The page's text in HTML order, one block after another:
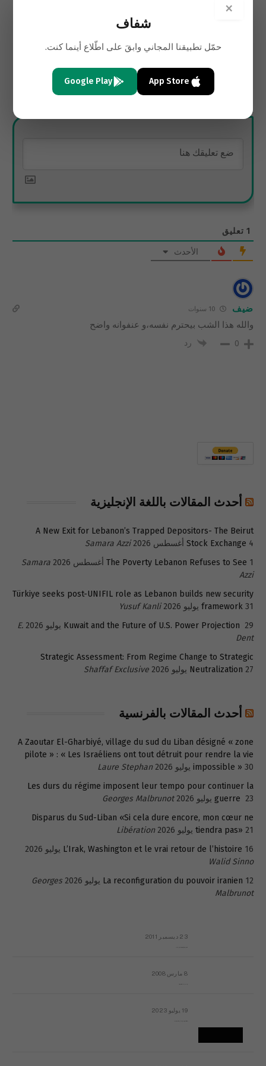
بين مثلث التماسيح ومربع
الأغلبية الشيعية الصامتة… متى
1 تعليق
الأحدث
ضيف
والله هذا الشب بيحترم نفسه،و عنفوانه واضح
0 رد
أحدث المقالات باللغة الإنجليزية
A New Exit for Lebanon’s Trapped Depositors- The Beirut
Stock Exchange 4 أغسطس 2026
Samara Azzi
The Poverty Lebanon Refuses to See 1 أغسطس 2026
Samara
Azzi
Türkiye seeks post-UNIFIL role as Lebanon builds new security
framework 31 يوليو 2026
Yusuf Kanli
Kuwait and the Future of U.S. Power Projection 29 يوليو 2026
E.
Dent
Strategic Assessment: From Regime Change to Strategic
Neutralization 27 يوليو 2026 Shaffaf Exclusive
أحدث المقالات بالفرنسية
A Zaoutar El-Gharbiyé, village du sud du Liban désigné « zone
pilote » : « Les Israéliens ont tout détruit pour rendre la vie
impossible » 30 يوليو 2026
Laure Stephan
Les durs du régime imposent leur tempo pour continuer la
guerre 23 يوليو 2026
Georges Malbrunot
Disparus du Sud-Liban «Si cela dure encore, mon cœur ne
tiendra pas» 21 يوليو 2026
Libération
L’Irak, Washington et le vrai retour de l’histoire 16 يوليو 2026
Walid Sinno
La reconfiguration du pouvoir iranien 12 يوليو 2026
Georges
Malbrunot
23 ديسمبر 2011
8 مارس 2008
19 يوليو 2023
×
شفاف
حمّل تطبيقنا المجاني وابقَ على اطّلاع أينما كنت.
App Store
Google Play